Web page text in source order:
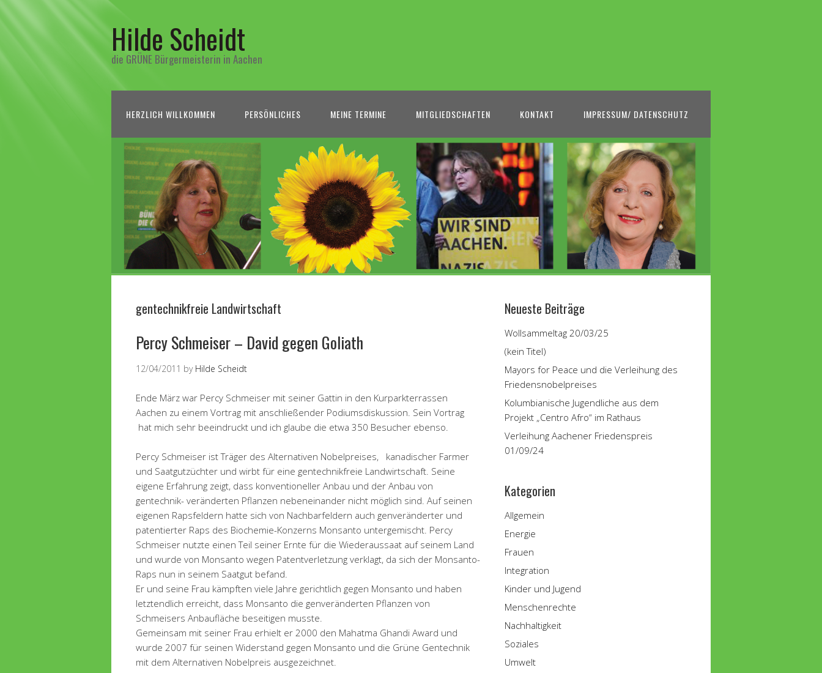
Hilde Scheidt
die GRÜNE Bürgermeisterin in Aachen
HERZLICH WILLKOMMEN PERSÖNLICHES MEINE TERMINE MITGLIEDSCHAFTEN KONTAKT IMPRESSUM/ DATENSCHUTZ
gentechnikfreie Landwirtschaft
Percy Schmeiser – David gegen Goliath
12/04/2011 by Hilde Scheidt
Ende März war Percy Schmeiser mit seiner Gattin in den Kurparkterrassen
Aachen zu einem Vortrag mit anschließender Podiumsdiskussion. Sein Vortrag
hat mich sehr beeindruckt und ich glaube die etwa 350 Besucher ebenso.
Percy Schmeiser ist Träger des Alternativen Nobelpreises, kanadischer Farmer
und Saatgutzüchter und wirbt für eine gentechnikfreie Landwirtschaft. Seine
eigene Erfahrung zeigt, dass konventioneller Anbau und der Anbau von
gentechnik- veränderten Pflanzen nebeneinander nicht möglich sind. Auf seinen
eigenen Rapsfeldern hatte sich von Nachbarfeldern auch genveränderter und
patentierter Raps des Biochemie-Konzerns Monsanto untergemischt. Percy
Schmeiser nutzte einen Teil seiner Ernte für die Wiederaussaat auf seinem Land
und wurde von Monsanto wegen Patentverletzung verklagt, da sich der Monsanto-
Raps nun in seinem Saatgut befand.
Er und seine Frau kämpften viele Jahre gerichtlich gegen Monsanto und haben
letztendlich erreicht, dass Monsanto die genveränderten Pflanzen von
Schmeisers Anbaufläche beseitigen musste.
Gemeinsam mit seiner Frau erhielt er 2000 den Mahatma Ghandi Award und
wurde 2007 für seinen Widerstand gegen Monsanto und die Grüne Gentechnik
mit dem Alternativen Nobelpreis ausgezeichnet.
Neueste Beiträge
Wollsammeltag 20/03/25
(kein Titel)
Mayors for Peace und die Verleihung des
Friedensnobelpreises
Kolumbianische Jugendliche aus dem
Projekt „Centro Afro“ im Rathaus
Verleihung Aachener Friedenspreis
01/09/24
Kategorien
Allgemein
Energie
Frauen
Integration
Kinder und Jugend
Menschenrechte
Nachhaltigkeit
Soziales
Umwelt